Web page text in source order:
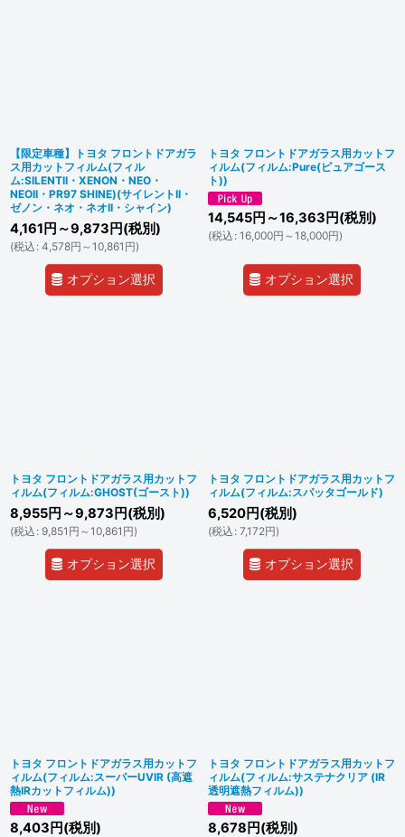
【限定車種】トヨタ フロントドアガラ
ス用カットフィルム(フィル
ム:SILENTII・XENON・NEO・
NEOII・PR97 SHINE)(サイレントII・
ゼノン・ネオ・ネオII・シャイン)
4,161 円 ～9,873 円(税別)
(税込 : 4,578円 ～10,861 円)
オプション選択
トヨタ フロントドアガラス用カットフ
ィルム(フィルム:Pure(ピュアゴース
ト))
14,545円 ～16,363 円(税別)
(税込 : 16,000円 ～18,000円)
オプション選択
トヨタ フロントドアガラス用カットフ
ィルム(フィルム:GHOST(ゴースト))
8,955円 ～9,873 円(税別)
(税込 : 9,851 円 ～10,861 円)
オプション選択
トヨタ フロントドアガラス用カットフ
ィルム(フィルム:スパッタゴールド)
6,520円(税別)
(税込 : 7,172円)
オプション選択
トヨタ フロントドアガラス用カットフ
ィルム(フィルム:スーパーUVIR (高遮
熱IRカットフィルム))
8,403 円(税別)
トヨタ フロントドアガラス用カットフ
ィルム(フィルム:サステナクリア (IR
透明遮熱フィルム))
8,678 円(税別)